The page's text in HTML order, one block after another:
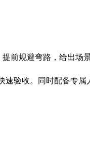
前规避弯路，给出场
速验收。同时配备专属